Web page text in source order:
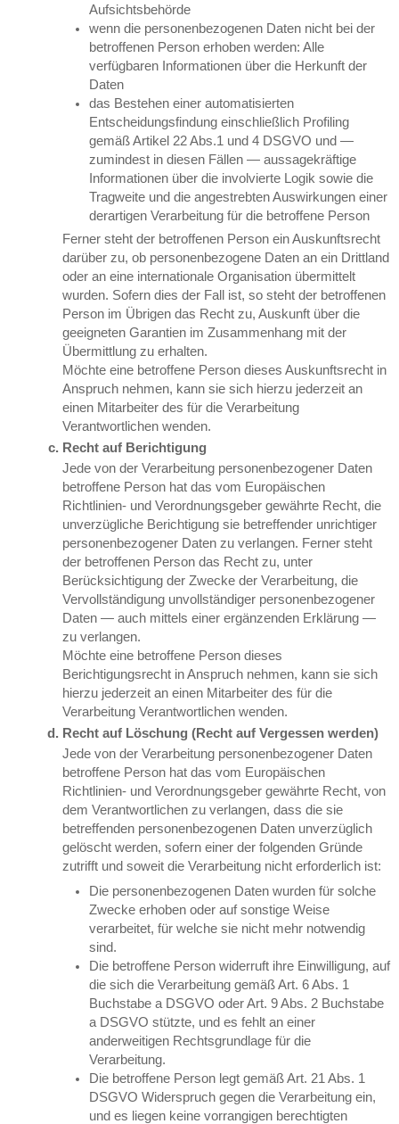
Aufsichtsbehörde
wenn die personenbezogenen Daten nicht bei der
betroffenen Person erhoben werden: Alle
verfügbaren Informationen über die Herkunft der
Daten
das Bestehen einer automatisierten
Entscheidungsfindung einschließlich Profiling
gemäß Artikel 22 Abs.1 und 4 DSGVO und —
zumindest in diesen Fällen — aussagekräftige
Informationen über die involvierte Logik sowie die
Tragweite und die angestrebten Auswirkungen einer
derartigen Verarbeitung für die betroffene Person
Ferner steht der betroffenen Person ein Auskunftsrecht
darüber zu, ob personenbezogene Daten an ein Drittland
oder an eine internationale Organisation übermittelt
wurden. Sofern dies der Fall ist, so steht der betroffenen
Person im Übrigen das Recht zu, Auskunft über die
geeigneten Garantien im Zusammenhang mit der
Übermittlung zu erhalten.
Möchte eine betroffene Person dieses Auskunftsrecht in
Anspruch nehmen, kann sie sich hierzu jederzeit an
einen Mitarbeiter des für die Verarbeitung
Verantwortlichen wenden.
Recht auf Berichtigung
Jede von der Verarbeitung personenbezogener Daten
betroffene Person hat das vom Europäischen
Richtlinien- und Verordnungsgeber gewährte Recht, die
unverzügliche Berichtigung sie betreffender unrichtiger
personenbezogener Daten zu verlangen. Ferner steht
der betroffenen Person das Recht zu, unter
Berücksichtigung der Zwecke der Verarbeitung, die
Vervollständigung unvollständiger personenbezogener
Daten — auch mittels einer ergänzenden Erklärung —
zu verlangen.
Möchte eine betroffene Person dieses
Berichtigungsrecht in Anspruch nehmen, kann sie sich
hierzu jederzeit an einen Mitarbeiter des für die
Verarbeitung Verantwortlichen wenden.
Recht auf Löschung (Recht auf Vergessen werden)
Jede von der Verarbeitung personenbezogener Daten
betroffene Person hat das vom Europäischen
Richtlinien- und Verordnungsgeber gewährte Recht, von
dem Verantwortlichen zu verlangen, dass die sie
betreffenden personenbezogenen Daten unverzüglich
gelöscht werden, sofern einer der folgenden Gründe
zutrifft und soweit die Verarbeitung nicht erforderlich ist:
Die personenbezogenen Daten wurden für solche
Zwecke erhoben oder auf sonstige Weise
verarbeitet, für welche sie nicht mehr notwendig
sind.
Die betroffene Person widerruft ihre Einwilligung, auf
die sich die Verarbeitung gemäß Art. 6 Abs. 1
Buchstabe a DSGVO oder Art. 9 Abs. 2 Buchstabe
a DSGVO stützte, und es fehlt an einer
anderweitigen Rechtsgrundlage für die
Verarbeitung.
Die betroffene Person legt gemäß Art. 21 Abs. 1
DSGVO Widerspruch gegen die Verarbeitung ein,
und es liegen keine vorrangigen berechtigten